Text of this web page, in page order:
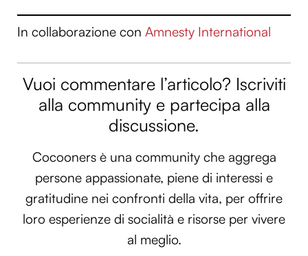
In collaborazione con Amnesty International
Vuoi commentare l’articolo? Iscriviti
alla community e partecipa alla
discussione.
Cocooners è una community che aggrega
persone appassionate, piene di interessi e
gratitudine nei confronti della vita, per offrire
loro esperienze di socialità e risorse per vivere
al meglio.